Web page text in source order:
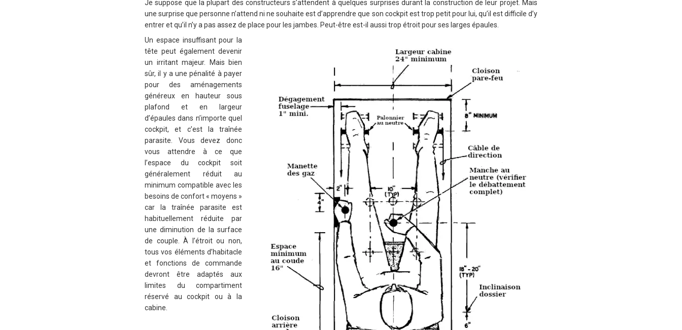
Je suppose que la plupart des constructeurs s’attendent à quelques surprises durant la construction de leur projet. Mais
une surprise que personne n’attend ni ne souhaite est d’apprendre que son cockpit est trop petit pour lui, qu’il est difficile d’y
entrer et qu’il n’y a pas assez de place pour les jambes. Peut-être est-il aussi trop étroit pour ses larges épaules.
Un espace insuffisant pour la
tête peut également devenir
un irritant majeur. Mais bien
sûr, il y a une pénalité à payer
pour des aménagements
généreux en hauteur sous
plafond et en largeur
d’épaules dans n’importe quel
cockpit, et c’est la traînée
parasite. Vous devez donc
vous attendre à ce que
l’espace du cockpit soit
généralement réduit au
minimum compatible avec les
besoins de confort « moyens »
car la traînée parasite est
habituellement réduite par
une diminution de la surface
de couple. À l’étroit ou non,
tous vos éléments d’habitacle
et fonctions de commande
devront être adaptés aux
limites du compartiment
réservé au cockpit ou à la
cabine.